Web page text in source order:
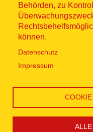
Behörden, zu
können.
Datenschutz
Impressum
Lieferkette
Widerruf
Social Media